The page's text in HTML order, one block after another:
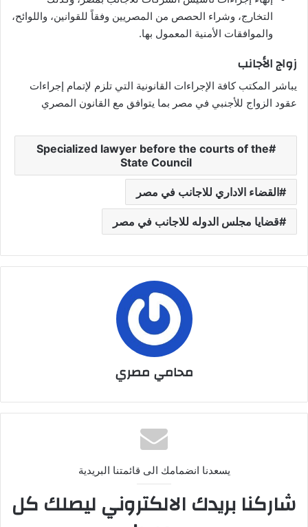
التخارج، وشراء الحصص من المصريين وفقاً للقوانين، واللوائح،
والموافقات الأمنية المعمول بها.
زواج الأجانب
يباشر المكتب كافة الإجراءات القانونية التي تلزم لإتمام إجراءات
عقود الزواج للأجنبي في مصر بما يتوافق مع القانون المصري
Specialized lawyer before the courts of the
State Council
القضاء الاداري للاجانب في مصر
قضايا مجلس الدوله للاجانب في مصر
محامي مصري
يسعدنا انضمامك الى قائمتنا البريدية
شاركنا بريدك الالكتروني ليصلك كل